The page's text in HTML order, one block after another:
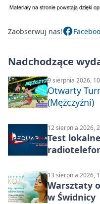
Zaobserwuj nas!
Nadchodzące
9 sierpnia 2026,
Otwarty
(Mężczyźni)
12 sierpnia 2026,
Test
13 sierpnia 2026,
Warsztaty
w Świdnicy